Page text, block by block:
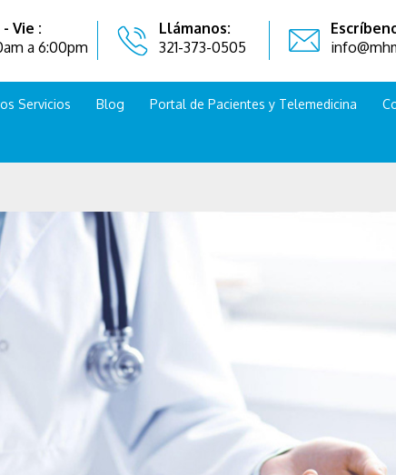
Vie :
a 6:00pm
Llámanos:
321-373-0505
Servicios Blog Portal de Pacientes y Telemedicina